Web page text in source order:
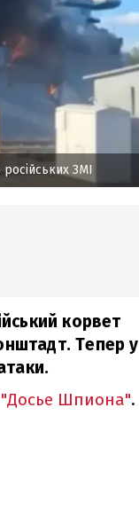
ЗМІ
корвет
Тепер у
Шпиона".